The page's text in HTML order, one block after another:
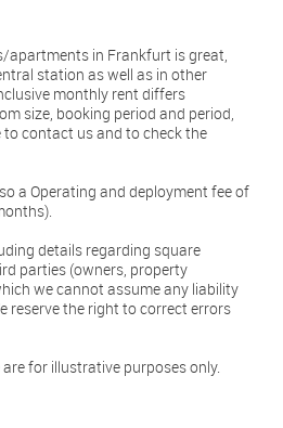
apartments in Frankfurt is great,
station as well as in other
monthly rent differs
size, booking period and period,
contact us and to check the
a Operating and deployment fee of
details regarding square
parties (owners, property
we cannot assume any liability
reserve the right to correct errors
for illustrative purposes only.